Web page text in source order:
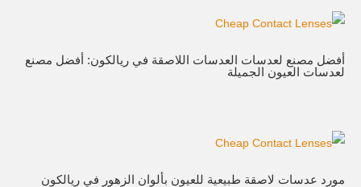
أفضل مصنع لعدسات العدسات اللاصقة في ريالكون: أفضل مصنع
لعدسات العيون الجميلة
مورد عدسات لاصقة طبيعية للعيون بألوان الزهور في ريالكون